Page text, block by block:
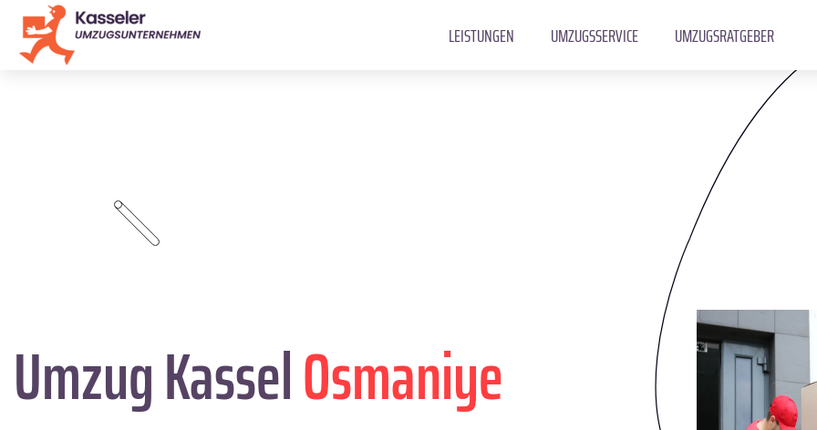
LEISTUNGEN UMZUGSSERVICE UMZUGSRATGEBER
Umzug KasselOsmaniye